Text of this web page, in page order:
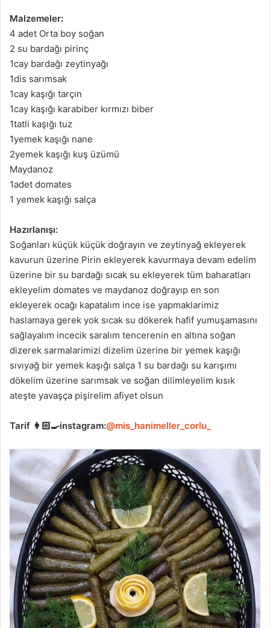
Malzemeler:
4 adet Orta boy soğan
2 su bardağı pirinç
1cay bardağı zeytinyağı
1dis sarımsak
1cay kaşığı tarçın
1cay kaşığı karabiber kırmızı biber
1tatli kaşığı tuz
1yemek kaşığı nane
2yemek kaşığı kuş üzümü
Maydanoz
1adet domates
1 yemek kaşığı salça
Hazırlanışı:
Soğanları küçük küçük doğrayın ve zeytinyağ ekleyerek
kavurun üzerine Pirin ekleyerek kavurmaya devam edelim
üzerine bir su bardağı sıcak su ekleyerek tüm baharatları
ekleyelim domates ve maydanoz doğrayıp en son
ekleyerek ocağı kapatalım ince ise yapmaklarimiz
haslamaya gerek yok sıcak su dökerek hafif yumuşamasını
sağlayalım incecik saralım tencerenin en altına soğan
dizerek sarmalarimizi dizelim üzerine bir yemek kaşığı
sıvıyağ bir yemek kaşığı salça 1 su bardağı su karışımı
dökelim üzerine sarımsak ve soğan dilimleyelim kısık
ateşte yavaşça pişirelim afiyet olsun
Tarif 👩🏻‍🍳instagram:@mis_hanimeller_corlu_